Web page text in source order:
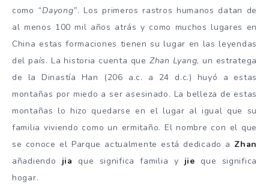
como “Dayong”. Los primeros rastros humanos datan de
al menos 100 mil años atrás y como muchos lugares en
China estas formaciones tienen su lugar en las leyendas
del país. La historia cuenta que Zhan Lyang, un estratega
de la Dinastía Han (206 a.c. a 24 d.c.) huyó a estas
montañas por miedo a ser asesinado. La belleza de estas
montañas lo hizo quedarse en el lugar al igual que su
familia viviendo como un ermitaño. El nombre con el que
se conoce el Parque actualmente está dedicado a Zhan
añadiendo jia que significa familia y jie que significa
hogar.